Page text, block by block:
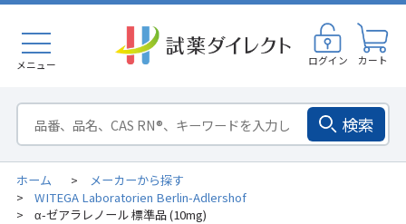
メニュー ログイン カート
検索
ホーム > メーカーから探す
> WITEGA Laboratorien Berlin-Adlershof
> α-ゼアラレノール 標準品 (10mg)